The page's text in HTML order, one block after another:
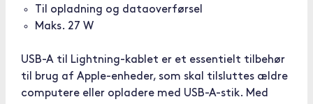
Til opladning og dataoverførsel
Maks. 27 W
USB-A til Lightning-kablet er et essentielt tilbehør
til brug af Apple-enheder, som skal tilsluttes ældre
computere eller opladere med USB-A-stik. Med